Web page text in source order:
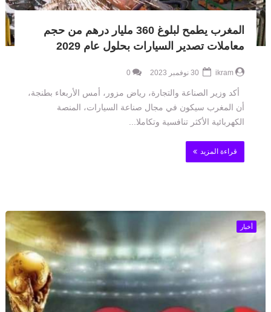
المغرب يطمح لبلوغ 360 مليار درهم من حجم
معاملات تصدير السيارات بحلول عام 2029
ikram
0
أكد وزير الصناعة والتجارة، رياض مزور، أمس الأربعاء بطنجة،
أن المغرب سيكون في مجال صناعة السيارات، المنصة
الكهربائية الأكثر تنافسية وتكاملا...
قراءة المزيد
أخبار